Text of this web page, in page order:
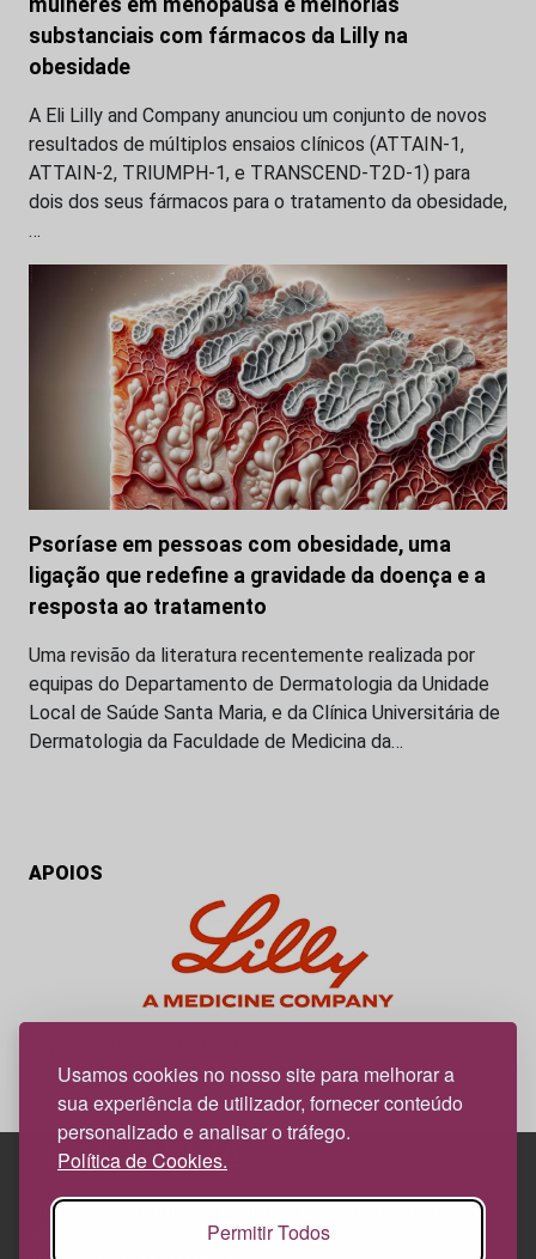
Usamos cookies no nosso site para melhorar a
sua experiência de utilizador, fornecer conteúdo
personalizado e analisar o tráfego.
Política de Cookies.
Permitir Todos
substanciais com fármacos da Lilly na
obesidade
A Eli Lilly and Company anunciou um conjunto de novos
resultados de múltiplos ensaios clínicos (ATTAIN-1,
ATTAIN-2, TRIUMPH-1, e TRANSCEND-T2D-1) para
dois dos seus fármacos para o tratamento da obesidade,
…
Psoríase em pessoas com obesidade, uma
ligação que redefine a gravidade da doença e a
resposta ao tratamento
Uma revisão da literatura recentemente realizada por
equipas do Departamento de Dermatologia da Unidade
Local de Saúde Santa Maria, e da Clínica Universitária de
Dermatologia da Faculdade de Medicina da…
APOIOS
News Farma, possível com o apoio da Lilly.
Edif. Lisboa Oriente | Av. Infante D. Henrique, n.º 333H, esc.